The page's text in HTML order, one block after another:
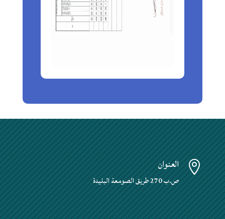
 العنوان
ص.ب 270 طريق الصومعة البليدة